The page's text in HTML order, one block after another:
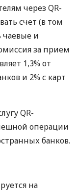
через QR-
счет (в том
чаевые и
за прием
1,3% от
и 2% с карт
QR-
операции
банков.
на